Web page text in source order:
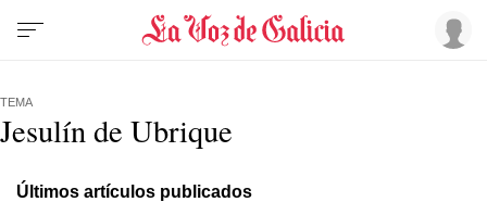
TEMA
Jesulín de Ubrique
Últimos artículos publicados